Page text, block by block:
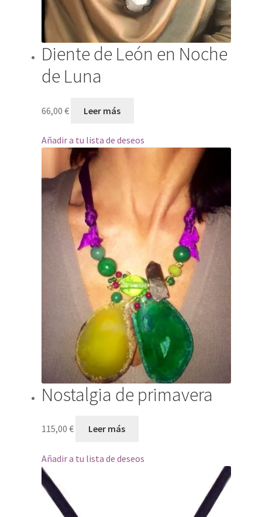
Diente de León en Noche
de Luna
66,00 € Leer más
Añadir a tu lista de deseos
Nostalgia de primavera
115,00 € Leer más
Añadir a tu lista de deseos